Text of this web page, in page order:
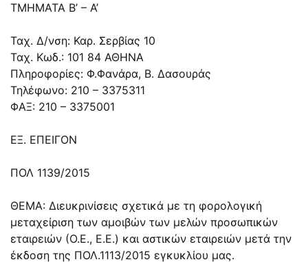
ΤΜΗΜΑΤΑ Β’ – Α’
Ταχ. Δ/νση: Καρ. Σερβίας 10
Ταχ. Κωδ.: 101 84 ΑΘΗΝΑ
Πληροφορίες: Φ.Φανάρα, Β. Δασουράς
Τηλέφωνο: 210 – 3375311
ΦΑΞ: 210 – 3375001
ΕΞ. ΕΠΕΙΓΟΝ
ΠΟΛ 1139/2015
ΘΕΜΑ: Διευκρινίσεις σχετικά με τη φορολογική
μεταχείριση των αμοιβών των μελών προσωπικών
εταιρειών (Ο.Ε., Ε.Ε.) και αστικών εταιρειών μετά την
έκδοση της ΠΟΛ.1113/2015 εγκυκλίου μας.